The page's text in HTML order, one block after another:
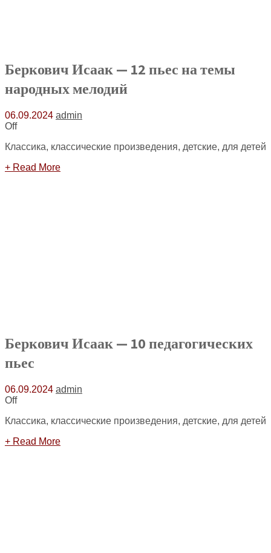
Беркович Исаак — 12 пьес на темы
народных мелодий
06.09.2024 admin
Off
Классика, классические произведения, детские, для детей
+ Read More
Беркович Исаак — 10 педагогических
пьес
06.09.2024 admin
Off
Классика, классические произведения, детские, для детей
+ Read More